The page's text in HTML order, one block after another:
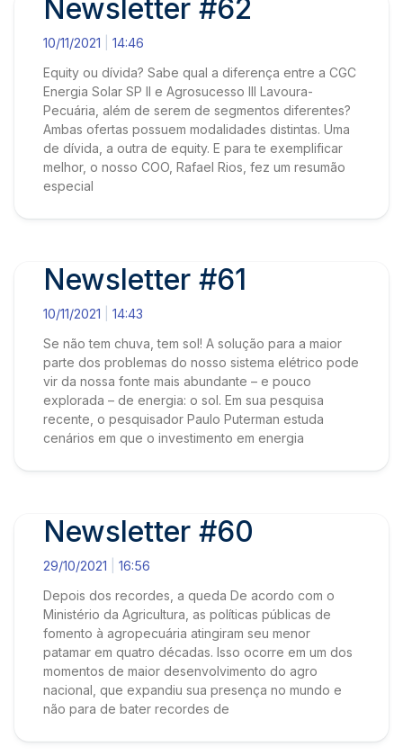
Newsletter #62
10/11/2021
14:46
Equity ou dívida? Sabe qual a diferença entre a CGC
Energia Solar SP II e Agrosucesso III Lavoura-
Pecuária, além de serem de segmentos diferentes?
Ambas ofertas possuem modalidades distintas. Uma
de dívida, a outra de equity. E para te exemplificar
melhor, o nosso COO, Rafael Rios, fez um resumão
especial
Newsletter #61
10/11/2021
14:43
Se não tem chuva, tem sol! A solução para a maior
parte dos problemas do nosso sistema elétrico pode
vir da nossa fonte mais abundante – e pouco
explorada – de energia: o sol. Em sua pesquisa
recente, o pesquisador Paulo Puterman estuda
cenários em que o investimento em energia
Newsletter #60
29/10/2021
16:56
Depois dos recordes, a queda De acordo com o
Ministério da Agricultura, as políticas públicas de
fomento à agropecuária atingiram seu menor
patamar em quatro décadas. Isso ocorre em um dos
momentos de maior desenvolvimento do agro
nacional, que expandiu sua presença no mundo e
não para de bater recordes de